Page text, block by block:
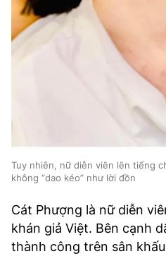
Tuy nhiên, nữ diễn viên lên tiếng
không “dao kéo” như lời đồn
Cát Phượng là nữ diễn
khán giả Việt. Bên cạnh
thành công trên sân